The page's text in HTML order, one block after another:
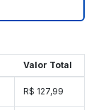
Valor Total
R$ 127,99